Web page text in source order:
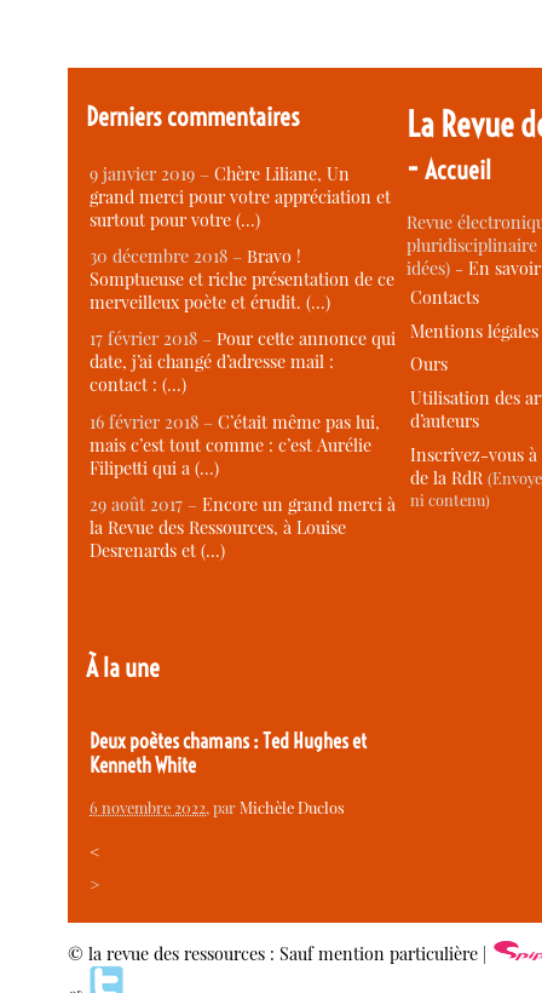
Derniers commentaires
9 janvier 2019 –Chère Liliane, Un
grand merci pour votre appréciation et
surtout pour votre (…)
30 décembre 2018 –Bravo !
Somptueuse et riche présentation de ce
merveilleux poète et érudit. (…)
17 février 2018 –Pour cette annonce qui
date, j’ai changé d’adresse mail :
contact : (…)
16 février 2018 –C’était même pas lui,
mais c’est tout comme : c’est Aurélie
Filipetti qui a (…)
29 août 2017 –Encore un grand merci à
la Revue des Ressources, à Louise
Desrenards et (…)
À la une
Deux poètes chamans : Ted Hughes et
Kenneth White
6 novembre 2022, parMichèle Duclos
<
>
La Revue
-Accueil
Revue
idées) -En
Contacts
Mentions légales
Ours
Utilisation des
d’auteurs
Inscrivez-vous
de la RdR
ni contenu)
© la revue des ressources : Sauf mention particulière |